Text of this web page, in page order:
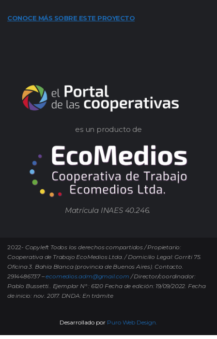
CONOCE MÁS SOBRE ESTE PROYECTO
es un producto de
Matrícula INAES 40.246.
2022- Copyleft Todos los derechos compartidos / Propietario:
Cooperativa de Trabajo EcoMedios Ltda. / Domicilio Legal: Gorriti 75.
Oficina 3. Bahía Blanca (provincia de Buenos Aires). Contacto.
2914486737 –ecomedios.adm@gmail.com / Director/coordinador:
Pablo Bussetti.. Ejemplar N° : 6120 Fecha de edición: 19/09/2022. Fecha
de inicio: nov. 2017. DNDA: En trámite
Desarrollado por Puro Web Design.